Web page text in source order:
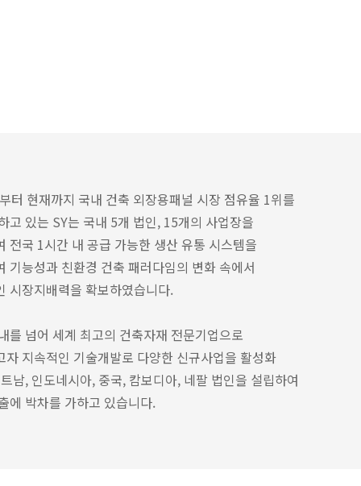
터 현재까지 국내 건축 외장용패널 시장 점유율 1위를
고 있는 SY는 국내 5개 법인, 15개의 사업장을
전국 1시간 내 공급 가능한 생산 유통 시스템을
기능성과 친환경 건축 패러다임의 변화 속에서
시장지배력을 확보하였습니다.
를 넘어 세계 최고의 건축자재 전문기업으로
자 지속적인 기술개발로 다양한 신규사업을 활성화
남, 인도네시아, 중국, 캄보디아, 네팔 법인을 설립하여
에 박차를 가하고 있습니다.